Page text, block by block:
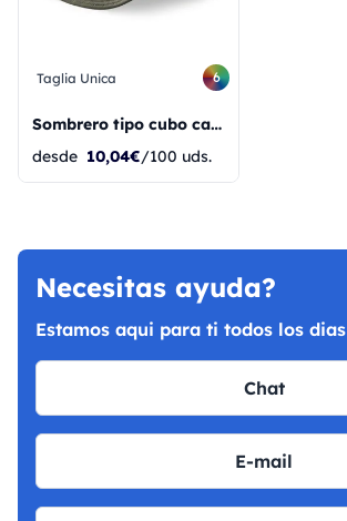
Taglia Unica 6
Sombrero tipo cubo cargo
desde 10,04€/100 uds.
Necesitas ayuda?
Estamos aqui para ti todos los dias
Chat
E-mail